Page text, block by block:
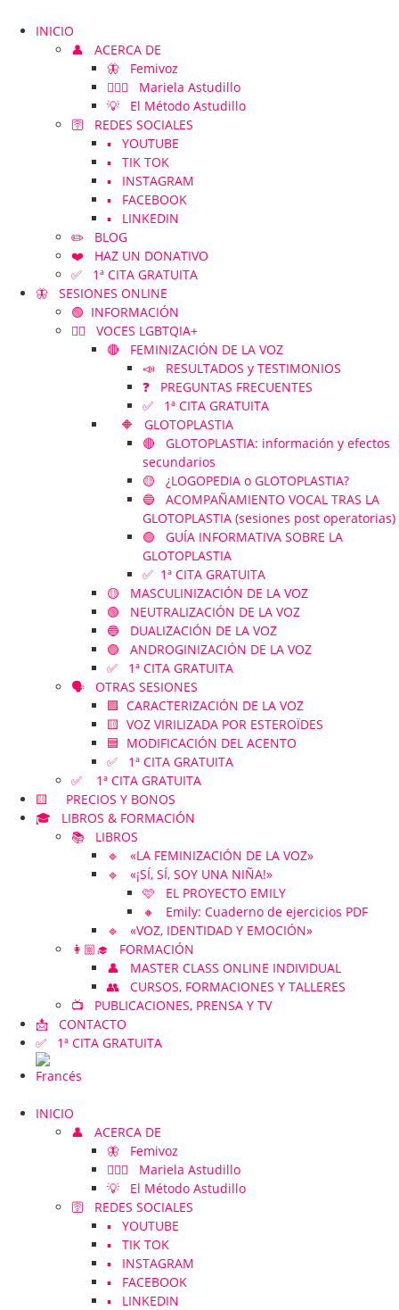
INICIO
👤 ACERCA DE
🦋 Femivoz
👱🏻‍♀️ Mariela Astudillo
💡 El Método Astudillo
🛜 REDES SOCIALES
▪️ YOUTUBE
▪️ TIK TOK
▪️ INSTAGRAM
▪️ FACEBOOK
▪️ LINKEDIN
✏️ BLOG
❤️ HAZ UN DONATIVO
✅ 1ª CITA GRATUITA
🦋 SESIONES ONLINE
🟢 INFORMACIÓN
🏳️‍🌈 VOCES LGBTQIA+
🔴 FEMINIZACIÓN DE LA VOZ
📣 RESULTADOS y TESTIMONIOS
❓ PREGUNTAS FRECUENTES
✅ 1ª CITA GRATUITA
🔶 GLOTOPLASTIA
🔴 GLOTOPLASTIA: información y efectos
secundarios
🟡 ¿LOGOPEDIA o GLOTOPLASTIA?
🔵 ACOMPAÑAMIENTO VOCAL TRAS LA
GLOTOPLASTIA (sesiones post operatorias)
🟣 GUÍA INFORMATIVA SOBRE LA
GLOTOPLASTIA
✅ 1ª CITA GRATUITA
🟡 MASCULINIZACIÓN DE LA VOZ
🟢 NEUTRALIZACIÓN DE LA VOZ
🔵 DUALIZACIÓN DE LA VOZ
🟣 ANDROGINIZACIÓN DE LA VOZ
✅ 1ª CITA GRATUITA
🗣️ OTRAS SESIONES
🟪 CARACTERIZACIÓN DE LA VOZ
🟨 VOZ VIRILIZADA POR ESTEROÏDES
🟦 MODIFICACIÓN DEL ACENTO
✅ 1ª CITA GRATUITA
✅ 1ª CITA GRATUITA
🟨 PRECIOS Y BONOS
🎓 LIBROS & FORMACIÓN
📚 LIBROS
🔹 «LA FEMINIZACIÓN DE LA VOZ»
🔹 «¡SÍ, SÍ, SOY UNA NIÑA!»
🩷 EL PROYECTO EMILY
🔸 Emily: Cuaderno de ejercicios PDF
🔹 «VOZ, IDENTIDAD Y EMOCIÓN»
👩🏼‍🎓 FORMACIÓN
👤 MASTER CLASS ONLINE INDIVIDUAL
👥 CURSOS, FORMACIONES Y TALLERES
📺 PUBLICACIONES, PRENSA Y TV
📩 CONTACTO
✅ 1ª CITA GRATUITA
INICIO
👤 ACERCA DE
🦋 Femivoz
👱🏻‍♀️ Mariela Astudillo
💡 El Método Astudillo
🛜 REDES SOCIALES
▪️ YOUTUBE
▪️ TIK TOK
▪️ INSTAGRAM
▪️ FACEBOOK
▪️ LINKEDIN